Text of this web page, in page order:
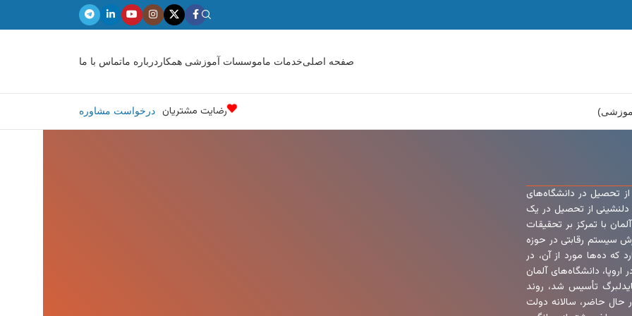
صفحه اصلیخدمات ماموسسات آموزشی همکار درباره ماتماس با ما
آموزشی) رضایت مشتریان درخواست مشاوره
از تحصیل در دانشگاه‌های
دلنشینی از تحصیل در یک
با تمرکز بر تحقیقات
سیستم رقابتی در حوزه
وجود دارد که ده‌ها مورد از آن، در
دانشگاه‌های آلمان
دانشگاه در هایدلبرگ تأسیس شد، روند
حال حاضر، سالانه دولت